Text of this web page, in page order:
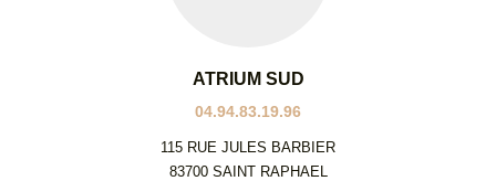
ATRIUM SUD
04.94.83.19.96
115 RUE JULES BARBIER
83700 SAINT RAPHAEL